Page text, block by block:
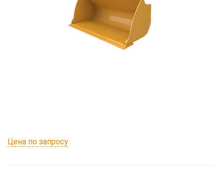
Цена по запросу